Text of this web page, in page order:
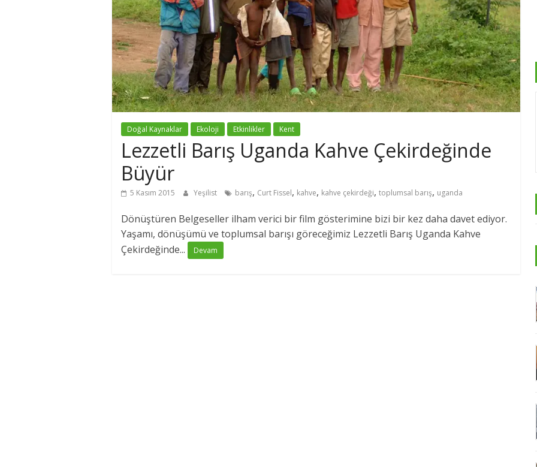
Doğal Kaynaklar Ekoloji Etkinlikler Kent
Lezzetli Barış Uganda Kahve Çekirdeğinde
Büyür
5 Kasım 2015 Yeşilist barış, Curt Fissel, kahve, kahve çekirdeği, toplumsal barış, uganda
Dönüştüren Belgeseller ilham verici bir film gösterimine bizi bir kez daha davet ediyor.
Yaşamı, dönüşümü ve toplumsal barışı göreceğimiz Lezzetli Barış Uganda Kahve
Çekirdeğinde...
Devam